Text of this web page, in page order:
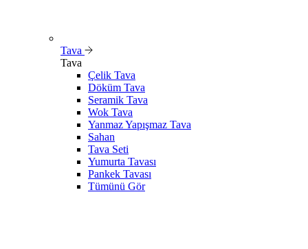
Tava
Tava
Çelik Tava
Döküm Tava
Seramik Tava
Wok Tava
Yanmaz Yapışmaz Tava
Sahan
Tava Seti
Yumurta Tavası
Pankek Tavası
Tümünü Gör